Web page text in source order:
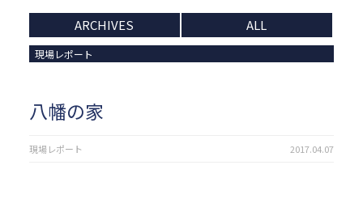
ARCHIVES ALL
現場レポート
八幡の家
現場レポート 2017.04.07